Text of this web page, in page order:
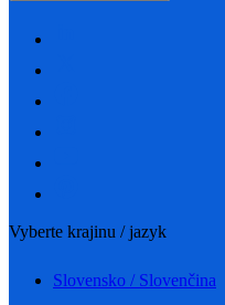
Vyberte krajinu / jazyk
Slovensko / Slovenčina